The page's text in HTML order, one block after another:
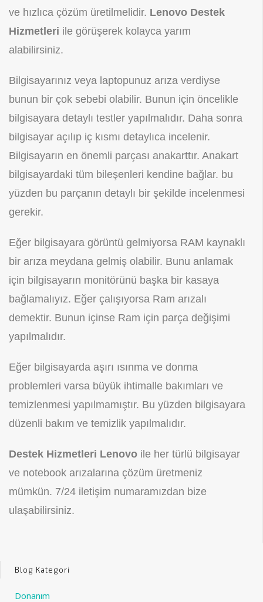
ve hızlıca çözüm üretilmelidir. Lenovo Destek
Hizmetleri ile görüşerek kolayca yarım
alabilirsiniz.
Bilgisayarınız veya laptopunuz arıza verdiyse
bunun bir çok sebebi olabilir. Bunun için öncelikle
bilgisayara detaylı testler yapılmalıdır. Daha sonra
bilgisayar açılıp iç kısmı detaylıca incelenir.
Bilgisayarın en önemli parçası anakarttır. Anakart
bilgisayardaki tüm bileşenleri kendine bağlar. bu
yüzden bu parçanın detaylı bir şekilde incelenmesi
gerekir.
Eğer bilgisayara görüntü gelmiyorsa RAM kaynaklı
bir arıza meydana gelmiş olabilir. Bunu anlamak
için bilgisayarın monitörünü başka bir kasaya
bağlamalıyız. Eğer çalışıyorsa Ram arızalı
demektir. Bunun içinse Ram için parça değişimi
yapılmalıdır.
Eğer bilgisayarda aşırı ısınma ve donma
problemleri varsa büyük ihtimalle bakımları ve
temizlenmesi yapılmamıştır. Bu yüzden bilgisayara
düzenli bakım ve temizlik yapılmalıdır.
Destek Hizmetleri Lenovo ile her türlü bilgisayar
ve notebook arızalarına çözüm üretmeniz
mümkün. 7/24 iletişim numaramızdan bize
ulaşabilirsiniz.
Blog Kategori
Donanım